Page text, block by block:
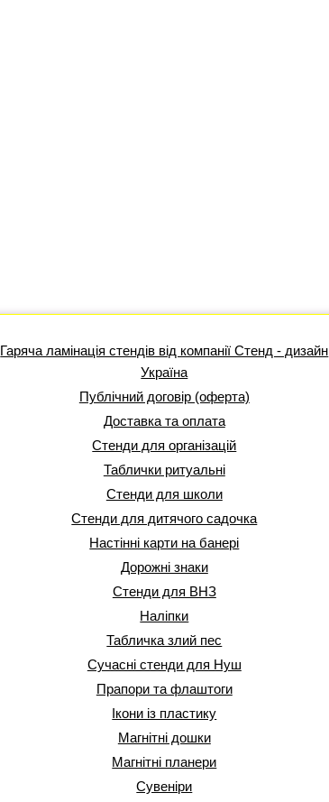
Гаряча ламінація стендів від компанії Стенд - дизайн
Україна
Публічний договір (оферта)
Доставка та оплата
Стенди для організацій
Таблички ритуальні
Стенди для школи
Стенди для дитячого садочка
Настінні карти на банері
Дорожні знаки
Стенди для ВНЗ
Наліпки
Табличка злий пес
Сучасні стенди для Нуш
Прапори та флаштоги
Ікони із пластику
Магнітні дошки
Магнітні планери
Сувеніри